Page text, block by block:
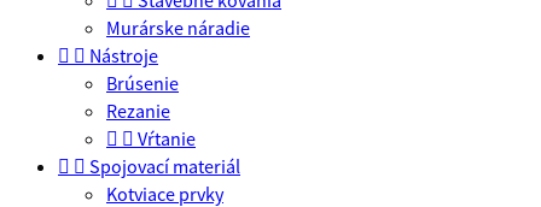
Murárske náradie
  Nástroje
Brúsenie
Rezanie
  Vŕtanie
  Spojovací materiál
Kotviace prvky